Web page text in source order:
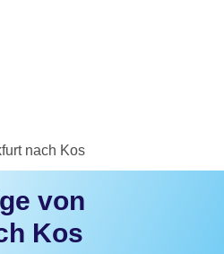
nach Kos
von
Kos